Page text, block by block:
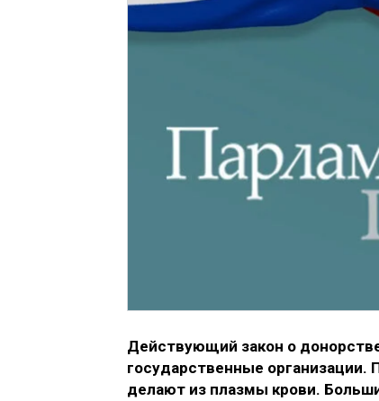
Действующий закон о
государственные
делают из плазмы крови.